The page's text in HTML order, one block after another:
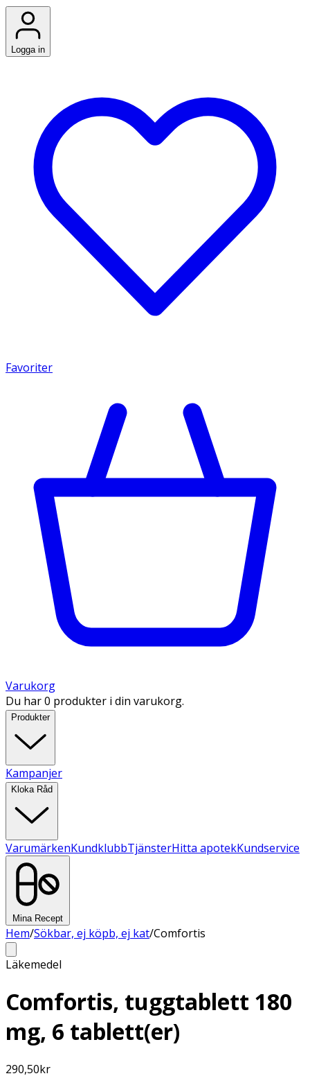
Logga in
Favoriter
Varukorg
Du har 0 produkter i din varukorg.
Produkter
Kampanjer
Kloka Råd
VarumärkenKundklubbTjänsterHitta apotekKundservice
Mina Recept
Hem/Sökbar, ej köpb, ej kat/Comfortis
Läkemedel
Comfortis, tuggtablett 180
mg, 6 tablett(er)
290,50kr